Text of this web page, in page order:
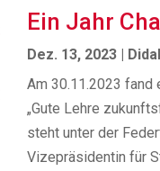
Ein Jahr
Dez. 13, 2023 |
Am 30.11.2023 fand
„Gute Lehre
steht unter der
Vizepräsidentin für